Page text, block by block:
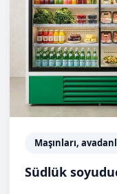
Maşınları,
Südlük